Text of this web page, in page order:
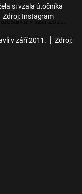
si vzala útočníka
Zdroj: Instagram
v září 2011.
Zdroj: